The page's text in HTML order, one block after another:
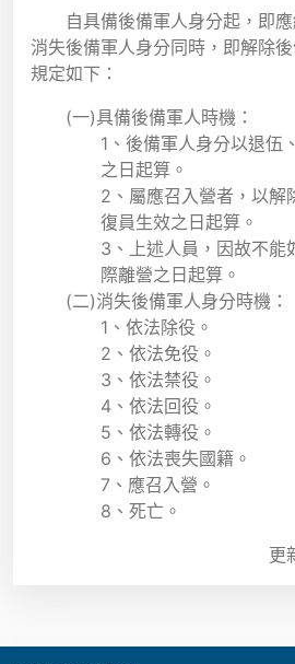
自具備後備軍人身分起，即
消失後備軍人身分同時，即解除
規定如下：
(一)具備後備軍人時機：
1、後備軍人身分以退伍
之日起算。
2、屬應召入營者，以解
復員生效之日起算。
3、上述人員，因故不能
際離營之日起算。
(二)消失後備軍人身分時機：
1、依法除役。
2、依法免役。
3、依法禁役。
4、依法回役。
5、依法轉役。
6、依法喪失國籍。
7、應召入營。
8、死亡。